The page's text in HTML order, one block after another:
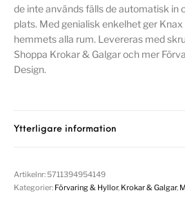
de inte används fälls de automatisk in
plats. Med genialisk enkelhet ger
hemmets alla rum. Levereras med
Shoppa Krokar & Galgar och mer
Design.
Ytterligare information
Artikelnr: 5711394954149
Kategorier: Förvaring & Hyllor, Krokar & Galgar,